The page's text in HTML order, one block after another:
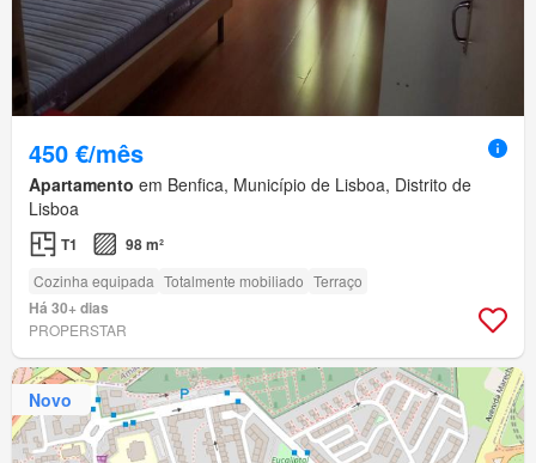
450 €/mês
Apartamento em Benfica, Município de Lisboa, Distrito de
Lisboa
T1 98 m²
Cozinha equipada Totalmente mobiliado Terraço
Há 30+ dias
PROPERSTAR
Novo